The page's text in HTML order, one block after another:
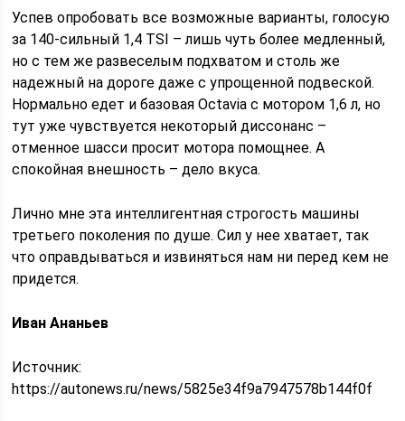
Успев опробовать все возможные варианты, голосую
за 140-сильный 1,4 TSI – лишь чуть более медленный,
но с тем же развеселым подхватом и столь же
надежный на дороге даже с упрощенной подвеской.
Нормально едет и базовая Octavia с мотором 1,6 л, но
тут уже чувствуется некоторый диссонанс –
отменное шасси просит мотора помощнее. А
спокойная внешность – дело вкуса.
Лично мне эта интеллигентная строгость машины
третьего поколения по душе. Сил у нее хватает, так
что оправдываться и извиняться нам ни перед кем не
придется.
Иван Ананьев
Источник:
https://autonews.ru/news/5825e34f9a7947578b144f0f